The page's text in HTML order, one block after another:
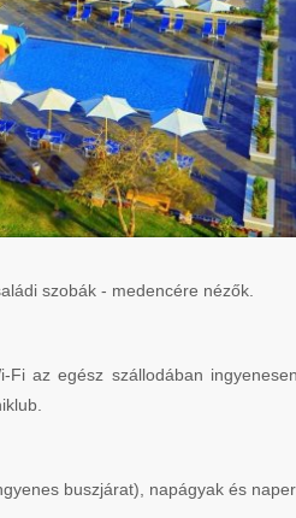
szobák - medencére nézők.
az egész szállodában
buszjárat), napágyak és